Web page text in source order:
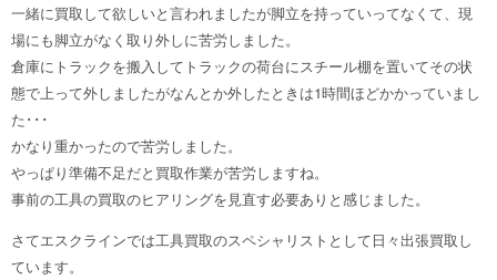
一緒に買取して欲しいと言われましたが脚立を持っていってなくて、現
場にも脚立がなく取り外しに苦労しました。
倉庫にトラックを搬入してトラックの荷台にスチール棚を置いてその状
態で上って外しましたがなんとか外したときは1時間ほどかかっていまし
た･･･
かなり重かったので苦労しました。
やっぱり準備不足だと買取作業が苦労しますね。
事前の工具の買取のヒアリングを見直す必要ありと感じました。
さてエスクラインでは工具買取のスペシャリストとして日々出張買取し
ています。